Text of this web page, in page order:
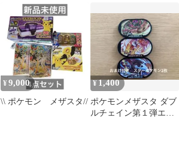
マ テラスタイル ダ
イマックス ゼクロム
¥ 9,000
\\ ポケモン メザスタ//
¥1,400
ポケモンメザスタ ダブ
ルチェイン第１弾エー